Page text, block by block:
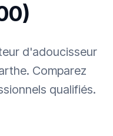
d'adoucisseur
Comparez
qualifiés.